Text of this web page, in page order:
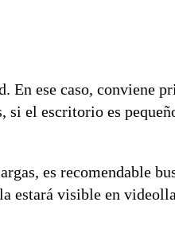
En ese caso, conviene
si el escritorio es
es recomendable
estará visible en